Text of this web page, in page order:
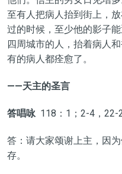
至有人把病人抬到街上，
过的时候，至少他的影子
四周城市的人，抬着病人
有的病人都痊愈了。
——天主的圣言
答唱咏 118：1；2-4，22-
答：请大家颂谢上主，因
存。